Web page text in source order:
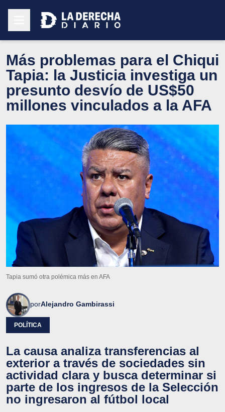
Más problemas para el Chiqui
Tapia: la Justicia investiga un
presunto desvío de US$50
millones vinculados a la AFA
Tapia sumó otra polémica más en AFA
porAlejandro Gambirassi
POLÍTICA
La causa analiza transferencias al
exterior a través de sociedades sin
actividad clara y busca determinar si
parte de los ingresos de la Selección
no ingresaron al fútbol local